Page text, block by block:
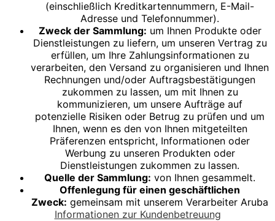
(einschließlich Kreditkartennummern, E-Mail-
Adresse und Telefonnummer).
Zweck der Sammlung: um Ihnen Produkte oder
Dienstleistungen zu liefern, um unseren Vertrag zu
erfüllen, um Ihre Zahlungsinformationen zu
verarbeiten, den Versand zu organisieren und Ihnen
Rechnungen und/oder Auftragsbestätigungen
zukommen zu lassen, um mit Ihnen zu
kommunizieren, um unsere Aufträge auf
potenzielle Risiken oder Betrug zu prüfen und um
Ihnen, wenn es den von Ihnen mitgeteilten
Präferenzen entspricht, Informationen oder
Werbung zu unseren Produkten oder
Dienstleistungen zukommen zu lassen.
Quelle der Sammlung: von Ihnen gesammelt.
Offenlegung für einen geschäftlichen
Zweck: gemeinsam mit unserem Verarbeiter Aruba
Informationen zur Kundenbetreuung